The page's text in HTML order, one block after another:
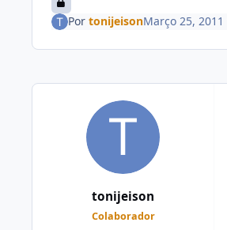
Por tonijeisonMarço 25, 2011
tonijeison
Colaborador